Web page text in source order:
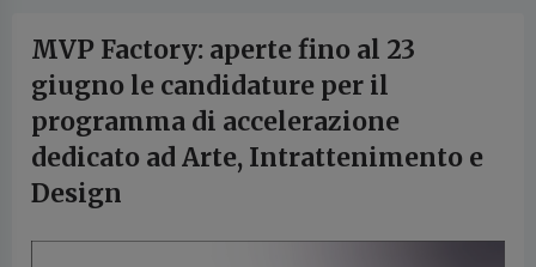
MVP Factory: aperte fino al 23
giugno le candidature per il
programma di accelerazione
dedicato ad Arte, Intrattenimento e
Design